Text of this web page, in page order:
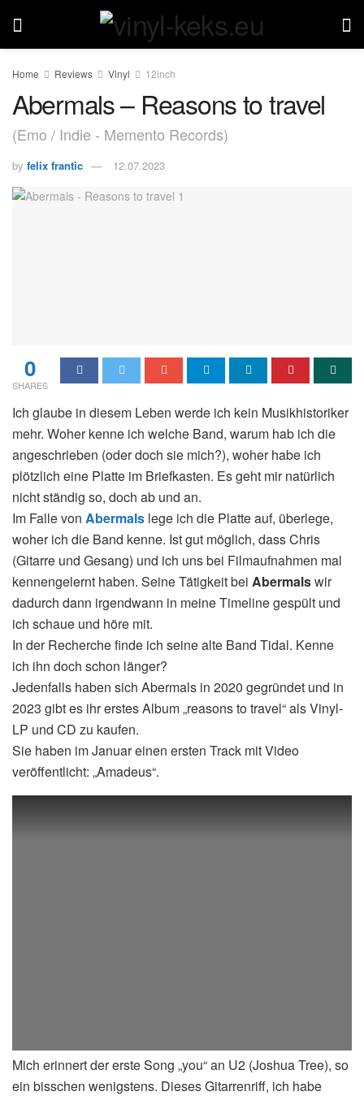
Home Reviews Vinyl 12inch
Abermals – Reasons to travel
(Emo / Indie - Memento Records)
by felix frantic 12.07.2023
0
SHARES
Ich glaube in diesem Leben werde ich kein Musikhistoriker
mehr. Woher kenne ich welche Band, warum hab ich die
angeschrieben (oder doch sie mich?), woher habe ich
plötzlich eine Platte im Briefkasten. Es geht mir natürlich
nicht ständig so, doch ab und an.
Im Falle von Abermals lege ich die Platte auf, überlege,
woher ich die Band kenne. Ist gut möglich, dass Chris
(Gitarre und Gesang) und ich uns bei Filmaufnahmen mal
kennengelernt haben. Seine Tätigkeit bei Abermalswir
dadurch dann irgendwann in meine Timeline gespült und
ich schaue und höre mit.
In der Recherche finde ich seine alte Band Tidal. Kenne
ich ihn doch schon länger?
Jedenfalls haben sich Abermals in 2020 gegründet und in
2023 gibt es ihr erstes Album „reasons to travel“ als Vinyl-
LP und CD zu kaufen.
Sie haben im Januar einen ersten Track mit Video
veröffentlicht: „Amadeus“.
Mich erinnert der erste Song „you“ an U2 (Joshua Tree), so
ein bisschen wenigstens. Dieses Gitarrenriff, ich habe